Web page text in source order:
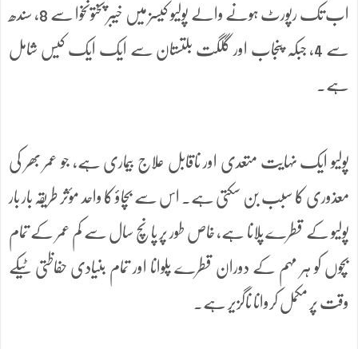
اب تک رپورٹ ہونے والے پولیو کیسز میں خیبر پختونخوا سے 8، سندھ
سے 4، جبکہ پنجاب اور گلگت بلتستان سے ایک ایک کیس شامل
ہے۔
پولیو ایک نہایت متعدی اور ناقابل علاج بیماری ہے، جو عمر بھر کی
معذوری کا سبب بن سکتی ہے۔ اس سے بچاؤ کا واحد مؤثر طریقہ بار بار
پولیو کے قطرے پلانا ہے، خاص طور پر پانچ سال سے کم عمر کے تمام
بچوں کو ہر مہم کے دوران قطرے پلوانا اور تمام بنیادی حفاظتی ٹیکے
وقت پر مکمل کروانا ناگزیر ہے۔